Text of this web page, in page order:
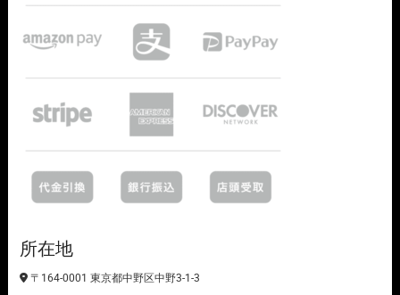
所在地
〒164-0001 東京都中野区中野3-1-3